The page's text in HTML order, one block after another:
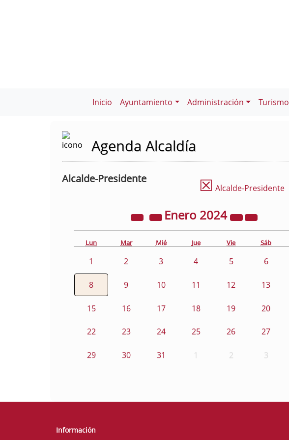
Inicio Ayuntamiento Administración Turismo
Agenda Alcaldía
Alcalde-Presidente ☒ Alcalde-Presidente
Enero 2024
Lun Mar Mié Jue Vie Sáb
1 2 3 4 5 6
8 9 10 11 12 13
15 16 17 18 19 20
22 23 24 25 26 27
29 30 31 1 2 3
Información